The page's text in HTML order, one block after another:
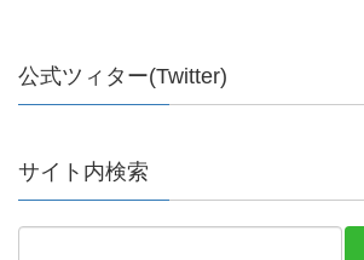
公式ツィター(Twitter)
サイト内検索